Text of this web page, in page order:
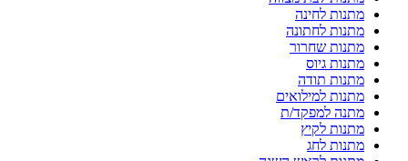
מתנות לחינה
מתנות לחתונה
מתנות שחרור
מתנות גיוס
מתנות תודה
מתנות למילואים
מתנה למפקד/ת
מתנות לקיץ
מתנות לחג